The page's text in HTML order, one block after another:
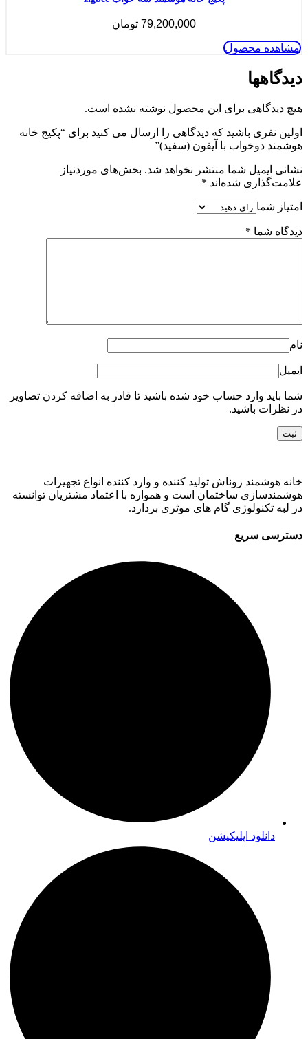
79,200,000 تومان
مشاهده محصول
دیدگاهها
هیچ دیدگاهی برای این محصول نوشته نشده است.
اولین نفری باشید که دیدگاهی را ارسال می کنید برای “پکیج خانه
هوشمند دوخواب با آیفون (سفید)”
نشانی ایمیل شما منتشر نخواهد شد. بخش‌های موردنیاز
علامت‌گذاری شده‌اند *
امتیاز شما
دیدگاه شما *
نام
ایمیل
شما باید وارد حساب خود شده باشید تا قادر به اضافه کردن تصاویر
در نظرات باشید.
خانه هوشمند روناش تولید کننده و وارد کننده انواع تجهیزات
هوشمندسازی ساختمان است و همواره با اعتماد مشتریان توانسته
در لبه تکنولوژی گام های موثری بردارد.
دسترسی سریع
دانلود اپلیکیشن